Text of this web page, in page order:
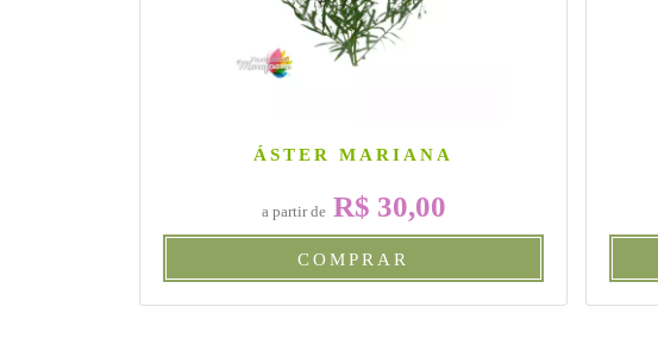
ÁSTER MARIANA
a partir deR$ 30,00
COMPRAR